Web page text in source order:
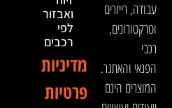
עבודה, רייזרים
וטרקטורונים,
רכבי
הפנאי והאתגר.
המוצרים הינם
ואבזור
לפי
רכבים
מדיניות
פרטיות